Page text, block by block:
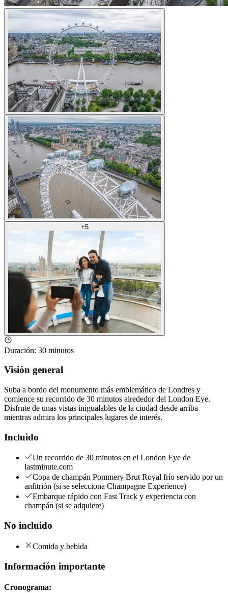
+5
Duración: 30 minutos
Visión general
Suba a bordo del monumento más emblemático de Londres y
comience su recorrido de 30 minutos alrededor del London Eye.
Disfrute de unas vistas inigualables de la ciudad desde arriba
mientras admira los principales lugares de interés.
Incluido
Un recorrido de 30 minutos en el London Eye de
lastminute.com
Copa de champán Pommery Brut Royal frío servido por un
anfitrión (si se selecciona Champagne Experience)
Embarque rápido con Fast Track y experiencia con
champán (si se adquiere)
No incluido
Comida y bebida
Información importante
Cronograma: